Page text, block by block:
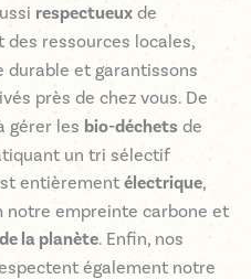
respectueux de
des ressources locales,
durable et garantissons
près de chez vous. De
gérer les bio-déchets de
un tri sélectif
entièrement électrique,
notre empreinte carbone et
de la planète. Enfin, nos
également notre